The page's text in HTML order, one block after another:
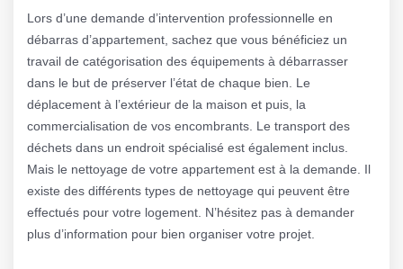
Lors d’une demande d’intervention professionnelle en
débarras d’appartement, sachez que vous bénéficiez un
travail de catégorisation des équipements à débarrasser
dans le but de préserver l’état de chaque bien. Le
déplacement à l’extérieur de la maison et puis, la
commercialisation de vos encombrants. Le transport des
déchets dans un endroit spécialisé est également inclus.
Mais le nettoyage de votre appartement est à la demande. Il
existe des différents types de nettoyage qui peuvent être
effectués pour votre logement. N’hésitez pas à demander
plus d’information pour bien organiser votre projet.